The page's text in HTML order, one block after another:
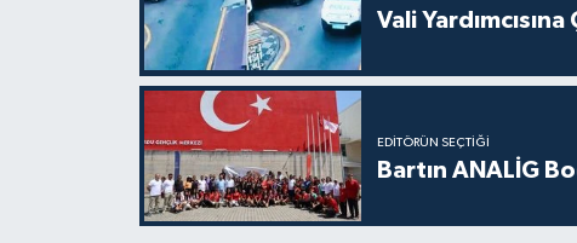
Vali
EDITÖRÜN SEÇTIĞI
Bartın ANALİG